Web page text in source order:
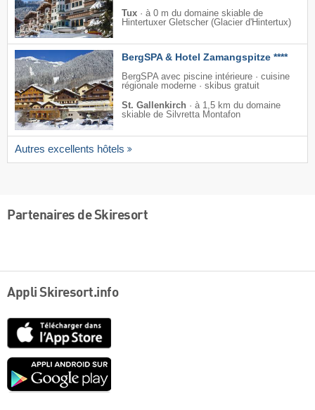
Tux · à 0 m du domaine skiable de
Hintertuxer Gletscher (Glacier d'Hintertux)
BergSPA & Hotel Zamangspitze ****
BergSPA avec piscine intérieure · cuisine
régionale moderne · skibus gratuit
St. Gallenkirch · à 1,5 km du domaine
skiable de Silvretta Montafon
Autres excellents hôtels
Partenaires de Skiresort
Appli Skiresort.info
Google